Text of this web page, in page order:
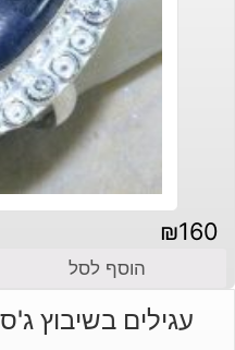
₪160
הוסף לסל
עגילים בשיבוץ